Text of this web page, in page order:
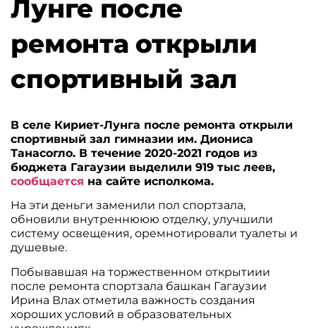
Лунге после
ремонта открыли
спортивный зал
В селе Кириет-Лунга после ремонта открыли
спортивный зал гимназии им. Диониса
Танасогло. В течение 2020-2021 годов из
бюджета Гагаузии выделили 919 тыс леев,
сообщается на сайте исполкома.
На эти деньги заменили пол спортзала,
обновили внутреннююю отделку, улучшили
систему освещения, оремнотировали туалеты и
душевые.
Побывавшая на торжественном открытиии
после ремонта спортзала башкан Гагаузии
Ирина Влах отметила важность создания
хороших условий в образовательных